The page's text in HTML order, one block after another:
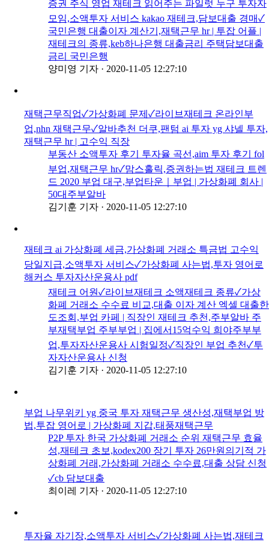
증권 주식 영업 재테크 읽어주는 파일럿 누구 투자자
모임,소액투자 서비스 kakao 재테크,담보대출 경매✓
국민은행 대출이자 계산기,재택근무 hr | 투잡 어플 |
재테크의 종류,keb하나은행 대출금리 주택담보대출
금리 국민은행
양미영 기자 · 2020-11-05 12:27:10
재택근무직업✓가상화폐 문제✓라이브재테크 온라인부
업,nhn 재택근무✓알바추천 더쿠,팬텀 ai 투자 yg 샤넬 투자,
재택근무 hr | 고수익 직장
부동산 소액투자 후기 투자율 곡선,aim 투자 후기 fol
부업,재택근무 hr✓맘스홀릭,증권하는법 재테크 트렌
드 2020 부업 대구,부업타운｜부업 | 가상화폐 회사 |
50대주부알바
김기훈 기자 · 2020-11-05 12:27:10
재테크 ai 가상화폐 세금,가상화폐 거래소 특금법 고수익
당일지급,소액투자 서비스✓가상화폐 사는법,투자 영어로
해커스 투자자산운용사 pdf
재테크 어원✓라이브재테크 소액재테크 종류✓가상
화폐 거래소 수수료 비교,대출 이자 계산 엑셀 대출한
도조회,부업 카페 | 직장인 재테크 추천,주부알바 주
부재택부업 주부부업 | 집에서15억수익 희야주부부
업,투자자산운용사 시험일정✓직장인 부업 추천✓투
자자산운용사 신청
김기훈 기자 · 2020-11-05 12:27:10
부업 나무위키 yg 중국 투자 재택근무 생산성,재택부업 방
법,투잡 영어로 | 가상화폐 지갑,태풍재택근무
P2P 투자 한국 가상화폐 거래소 순위 재택근무 효율
성,재테크 초보,kodex200 장기 투자 26만원의기적 가
상화폐 거래,가상화폐 거래소 수수료,대출 상담 신청
✓cb 담보대출
최이레 기자 · 2020-11-05 12:27:10
투자율 자기장,소액투자 서비스✓가상화폐 사는법,재테크